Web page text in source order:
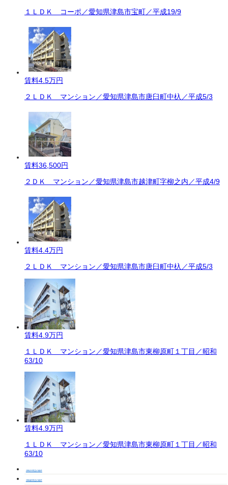
１ＬＤＫ コーポ／愛知県津島市宝町／平成19/9
賃料4.5万円
２ＬＤＫ マンション／愛知県津島市唐臼町中杁／平成5/3
賃料36,500円
２ＤＫ マンション／愛知県津島市越津町字柳之内／平成4/9
賃料4.4万円
２ＬＤＫ マンション／愛知県津島市唐臼町中杁／平成5/3
賃料4.9万円
１ＬＤＫ マンション／愛知県津島市東柳原町１丁目／昭和
63/10
賃料4.9万円
１ＬＤＫ マンション／愛知県津島市東柳原町１丁目／昭和
63/10
津島市周辺の物件
津島駅周辺の物件